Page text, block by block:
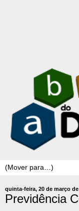
quinta-feira, 20 de março de
Previdência